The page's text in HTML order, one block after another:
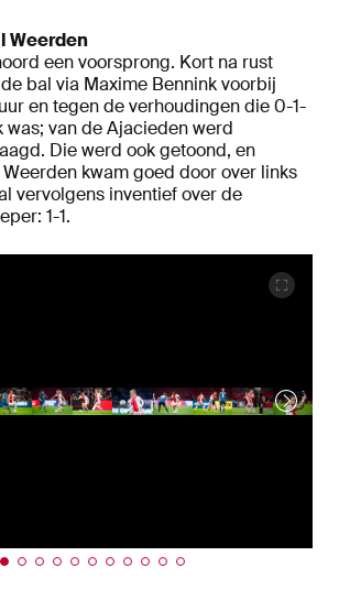
Weerden
een voorsprong. Kort na rust
bal via Maxime Bennink voorbij
en tegen de verhoudingen die 0-1-
was; van de Ajacieden werd
Die werd ook getoond, en
kwam goed door over links
vervolgens inventief over de
1-1.